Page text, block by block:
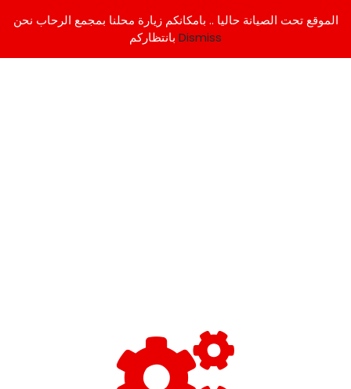
الموقع تحت الصيانة حاليا .. بامكانكم زيارة محلنا بمجمع الرحاب نحن
Dismiss